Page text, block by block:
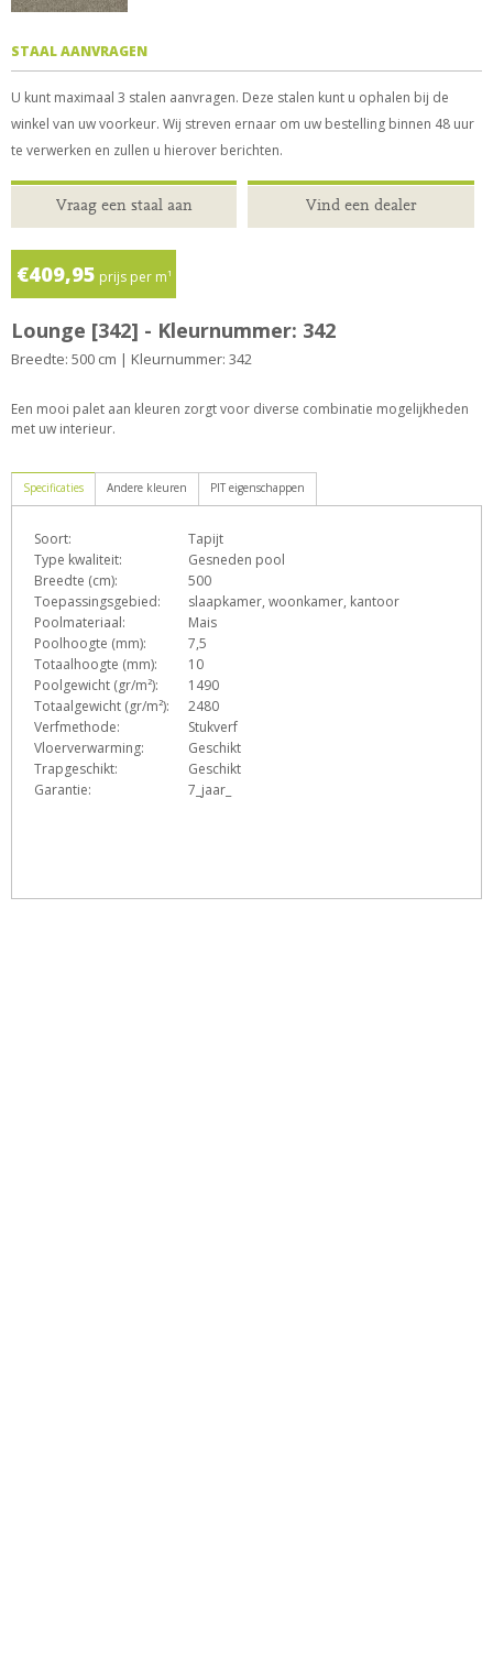
STAAL AANVRAGEN
U kunt maximaal 3 stalen aanvragen. Deze stalen kunt u ophalen bij de
winkel van uw voorkeur. Wij streven ernaar om uw bestelling binnen 48 uur
te verwerken en zullen u hierover berichten.
Vraag een staal aan Vind een dealer
€409,95 prijs per m¹
Lounge [342] - Kleurnummer: 342
Breedte: 500 cm | Kleurnummer: 342
Een mooi palet aan kleuren zorgt voor diverse combinatie mogelijkheden
met uw interieur.
Specificaties
Soort:
Tapijt
Type kwaliteit:
Gesneden pool
Breedte (cm):
500
Toepassingsgebied:
slaapkamer, woonkamer, kantoor
Poolmateriaal:
Mais
Poolhoogte (mm):
7,5
Totaalhoogte (mm):
10
Poolgewicht (gr/m²):
1490
Totaalgewicht (gr/m²):
2480
Verfmethode:
Stukverf
Vloerverwarming:
Geschikt
Trapgeschikt:
Geschikt
Garantie:
7_jaar_
Andere kleuren PIT eigenschappen
D eG h
opqs